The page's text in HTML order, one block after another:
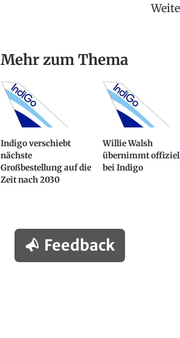
Mehr zum Thema
Indigo verschiebt
nächste
Großbestellung auf die
Zeit nach 2030
Willie Walsh
übernimmt
bei Indigo
Feedback